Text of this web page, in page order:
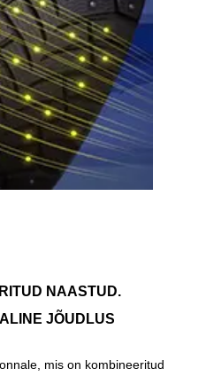
NAASTUD.
JÕUDLUS
mis on kombineeritud